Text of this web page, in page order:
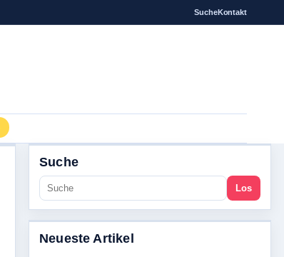
SucheKontakt
Suche
Los
Neueste Artikel